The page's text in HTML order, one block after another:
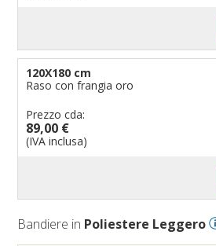
120X180 cm
Raso con frangia oro
Prezzo cda:
89,00 €
(IVA inclusa)
Bandiere in Poliestere Leggero